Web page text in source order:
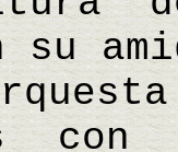
su
con